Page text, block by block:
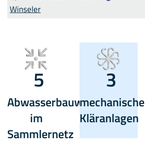
Winseler
5
Abwasserbauwerke
im
Sammlernetz
3
mechanische
Kläranlagen